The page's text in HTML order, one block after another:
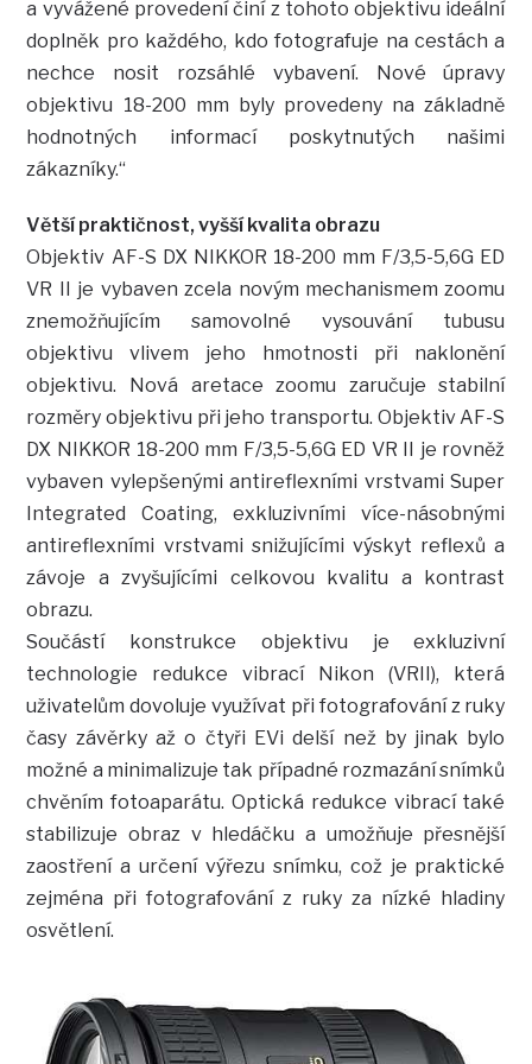
a vyvážené provedení činí z tohoto objektivu ideální
doplněk pro každého, kdo fotografuje na cestách a
nechce nosit rozsáhlé vybavení. Nové úpravy
objektivu 18-200 mm byly provedeny na základně
hodnotných informací poskytnutých našimi
zákazníky.“
Větší praktičnost, vyšší kvalita obrazu
Objektiv AF-S DX NIKKOR 18-200 mm F/3,5-5,6G ED
VR II je vybaven zcela novým mechanismem zoomu
znemožňujícím samovolné vysouvání tubusu
objektivu vlivem jeho hmotnosti při naklonění
objektivu. Nová aretace zoomu zaručuje stabilní
rozměry objektivu při jeho transportu. Objektiv AF-S
DX NIKKOR 18-200 mm F/3,5-5,6G ED VR II je rovněž
vybaven vylepšenými antireflexními vrstvami Super
Integrated Coating, exkluzivními více-násobnými
antireflexními vrstvami snižujícími výskyt reflexů a
závoje a zvyšujícími celkovou kvalitu a kontrast
obrazu.
Součástí konstrukce objektivu je exkluzivní
technologie redukce vibrací Nikon (VRII), která
uživatelům dovoluje využívat při fotografování z ruky
časy závěrky až o čtyři EVi delší než by jinak bylo
možné a minimalizuje tak případné rozmazání snímků
chvěním fotoaparátu. Optická redukce vibrací také
stabilizuje obraz v hledáčku a umožňuje přesnější
zaostření a určení výřezu snímku, což je praktické
zejména při fotografování z ruky za nízké hladiny
osvětlení.